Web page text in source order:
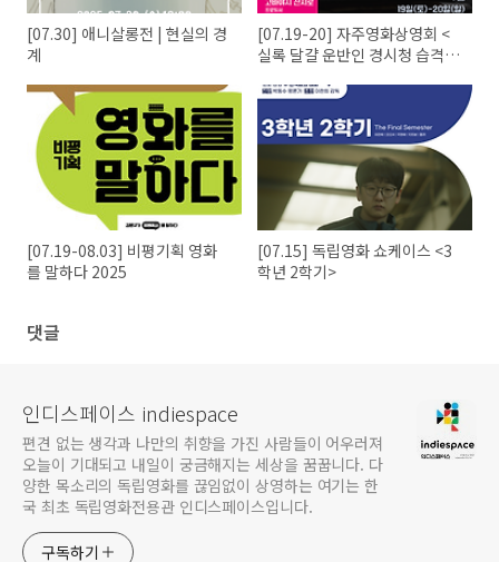
[07.30] 애니살롱전 | 현실의 경
계
[07.19-20] 자주영화상영회 <
실록 달걀 운반인 경시청 습격>
[07.19-08.03] 비평기획 영화
를 말하다 2025
[07.15] 독립영화 쇼케이스 <3
학년 2학기>
댓글
인디스페이스 indiespace
편견 없는 생각과 나만의 취향을 가진 사람들이 어우러져
오늘이 기대되고 내일이 궁금해지는 세상을 꿈꿉니다. 다
양한 목소리의 독립영화를 끊임없이 상영하는 여기는 한
국 최초 독립영화전용관 인디스페이스입니다.
구독하기